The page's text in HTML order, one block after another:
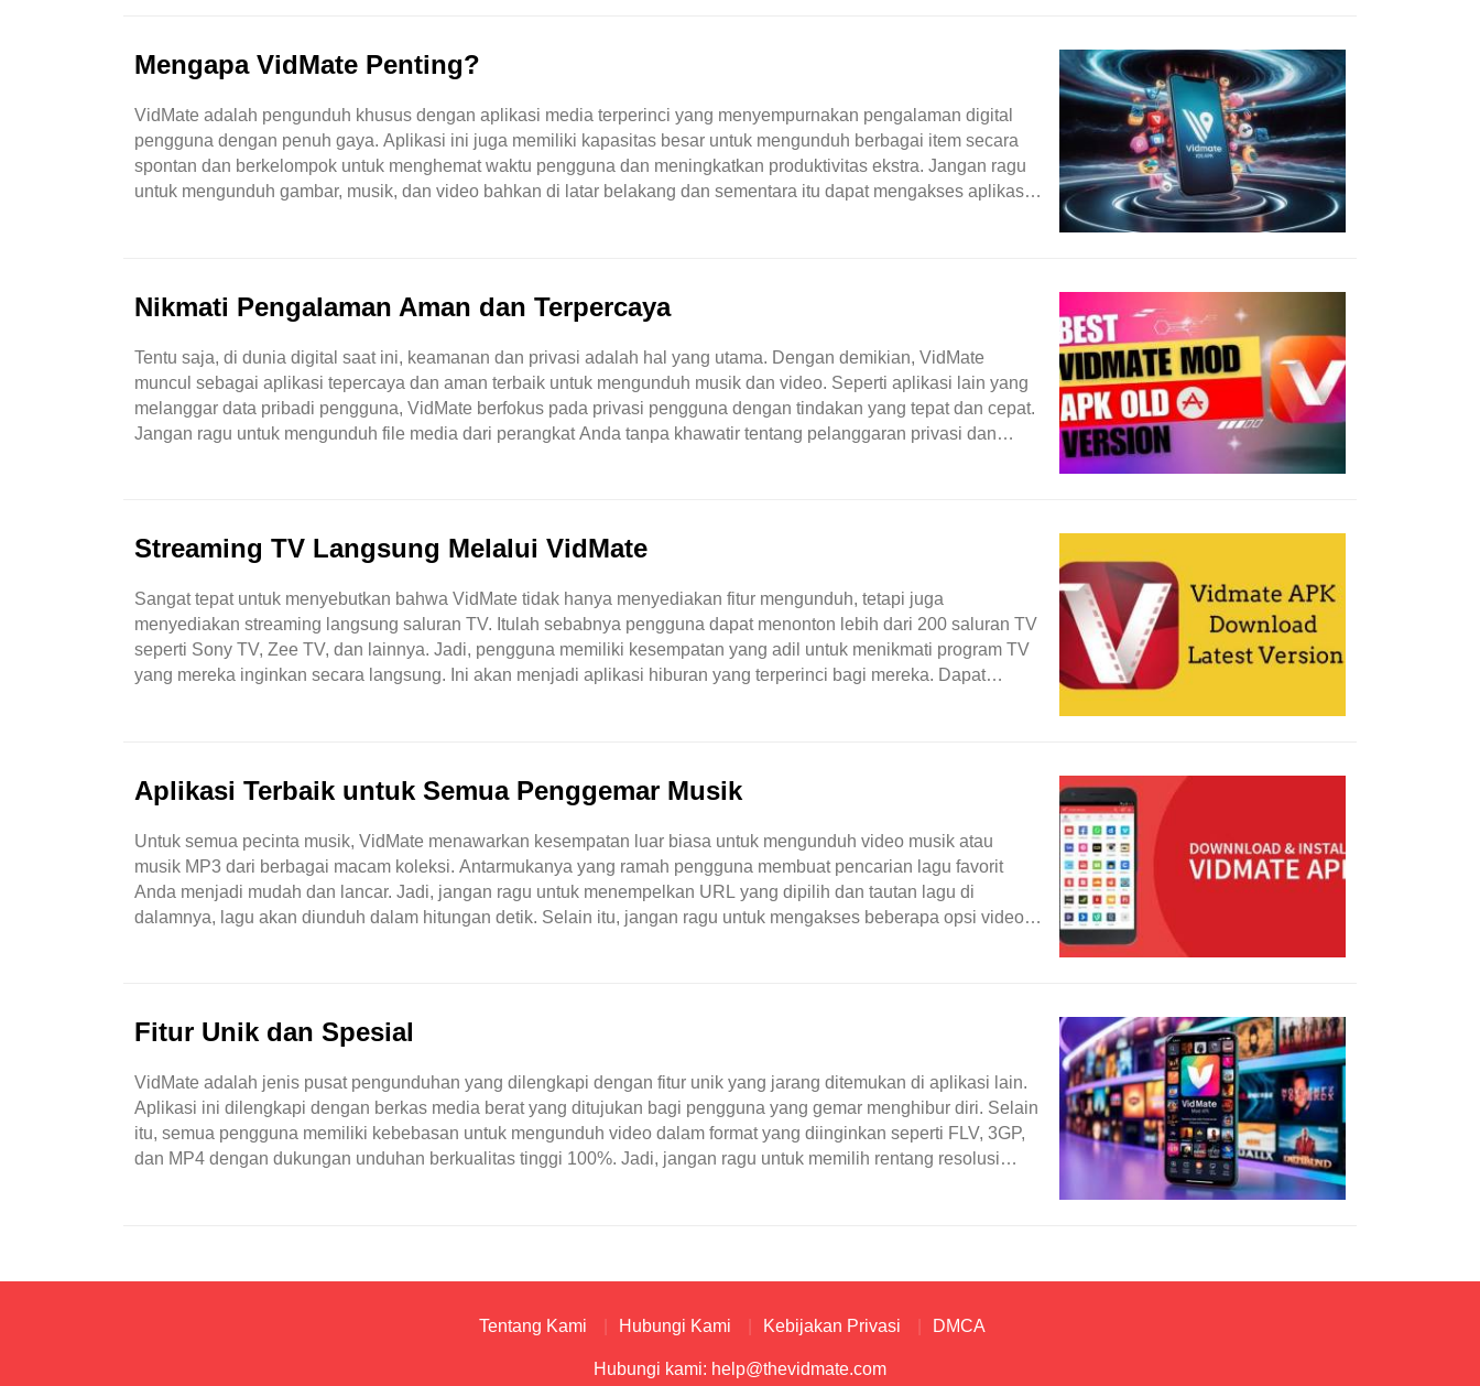
Mengapa VidMate Penting?
VidMate adalah pengunduh khusus dengan aplikasi media terperinci yang menyempurnakan pengalaman digital
pengguna dengan penuh gaya. Aplikasi ini juga memiliki kapasitas besar untuk mengunduh berbagai item secara
spontan dan berkelompok untuk menghemat waktu pengguna dan meningkatkan produktivitas ekstra. Jangan ragu
untuk mengunduh gambar, musik, dan video bahkan di latar belakang dan sementara itu dapat mengakses aplikasi
Nikmati Pengalaman Aman dan Terpercaya
Tentu saja, di dunia digital saat ini, keamanan dan privasi adalah hal yang utama. Dengan demikian, VidMate
muncul sebagai aplikasi tepercaya dan aman terbaik untuk mengunduh musik dan video. Seperti aplikasi lain yang
melanggar data pribadi pengguna, VidMate berfokus pada privasi pengguna dengan tindakan yang tepat dan cepat.
Jangan ragu untuk mengunduh file media dari perangkat Anda tanpa khawatir tentang pelanggaran privasi dan
Streaming TV Langsung Melalui VidMate
Sangat tepat untuk menyebutkan bahwa VidMate tidak hanya menyediakan fitur mengunduh, tetapi juga
menyediakan streaming langsung saluran TV. Itulah sebabnya pengguna dapat menonton lebih dari 200 saluran TV
seperti Sony TV, Zee TV, dan lainnya. Jadi, pengguna memiliki kesempatan yang adil untuk menikmati program TV
yang mereka inginkan secara langsung. Ini akan menjadi aplikasi hiburan yang terperinci bagi mereka. Dapat
Aplikasi Terbaik untuk Semua Penggemar Musik
Untuk semua pecinta musik, VidMate menawarkan kesempatan luar biasa untuk mengunduh video musik atau
musik MP3 dari berbagai macam koleksi. Antarmukanya yang ramah pengguna membuat pencarian lagu favorit
Anda menjadi mudah dan lancar. Jadi, jangan ragu untuk menempelkan URL yang dipilih dan tautan lagu di
dalamnya, lagu akan diunduh dalam hitungan detik. Selain itu, jangan ragu untuk mengakses beberapa opsi video
Fitur Unik dan Spesial
VidMate adalah jenis pusat pengunduhan yang dilengkapi dengan fitur unik yang jarang ditemukan di aplikasi lain.
Aplikasi ini dilengkapi dengan berkas media berat yang ditujukan bagi pengguna yang gemar menghibur diri. Selain
itu, semua pengguna memiliki kebebasan untuk mengunduh video dalam format yang diinginkan seperti FLV, 3GP,
dan MP4 dengan dukungan unduhan berkualitas tinggi 100%. Jadi, jangan ragu untuk memilih rentang resolusi
Tentang Kami Hubungi Kami Kebijakan Privasi DMCA
Hubungi kami: help@thevidmate.com